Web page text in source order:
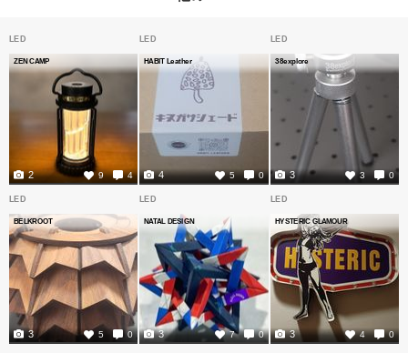
LED
ZEN CAMP
9 4
2
LED
HABIT Leather
5 0
4
LED
38explore
3 0
3
LED
BELKROOT
5 0
3
LED
NATAL DESIGN
7 0
3
LED
HYSTERIC GLAMOUR
4 0
3